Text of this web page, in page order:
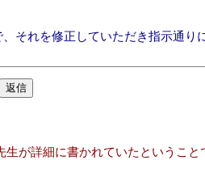
それを修正していただき指示通り
が詳細に書かれていたということ